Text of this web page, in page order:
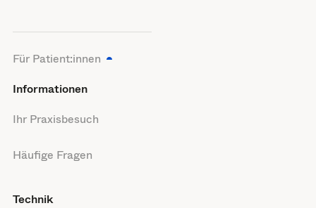
Für Patient:innen
Informationen
Ihr Praxisbesuch
Häufige Fragen
Technik